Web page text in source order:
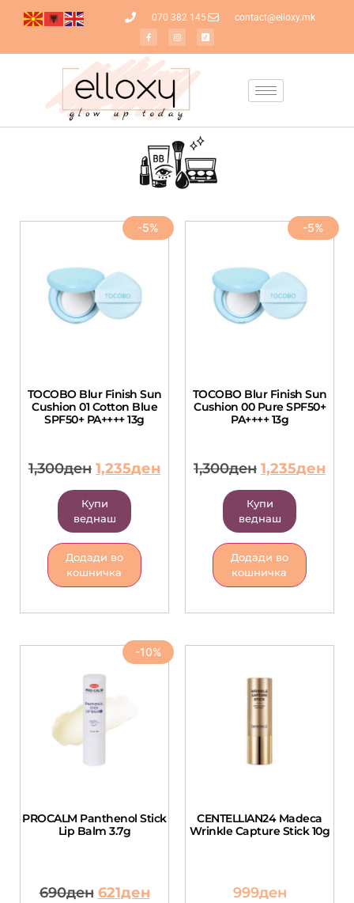
070 382 145 contact@elloxy.mk
-5%
TOCOBO Blur Finish Sun
Cushion 01 Cotton Blue
SPF50+ PA++++ 13g
1,300ден 1,235ден
Купи
веднаш
Додади во
кошничка
-5%
TOCOBO Blur Finish Sun
Cushion 00 Pure SPF50+
PA++++ 13g
1,300ден 1,235ден
Купи
веднаш
Додади во
кошничка
-10%
PROCALM Panthenol Stick
Lip Balm 3.7g
690ден 621ден
CENTELLIAN24 Madeca
Wrinkle Capture Stick 10g
999ден